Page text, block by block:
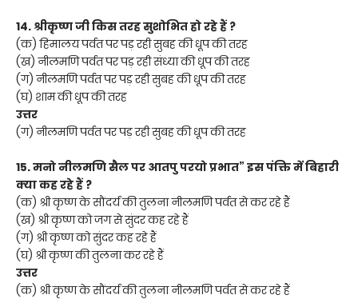
14. श्रीकृष्ण जी किस तरह सुशोभित हो रहे हैं ?
(क) हिमालय पर्वत पर पड़ रही सुबह की धूप की तरह
(ख) नीलमणि पर्वत पर पड़ रही संध्या की धूप की तरह
(ग) नीलमणि पर्वत पर पड़ रही सुबह की धूप की तरह
(घ) शाम की धूप की तरह
उत्तर
(ग) नीलमणि पर्वत पर पड़ रही सुबह की धूप की तरह
15. मनो नीलमणि सैल पर आतपु परयो प्रभात” इस पंक्ति में बिहारी
क्या कह रहे हैं ?
(क) श्री कृष्ण के सौंदर्य की तुलना नीलमणि पर्वत से कर रहे हैं
(ख) श्री कृष्ण को जग से सुंदर कह रहे हैं
(ग) श्री कृष्ण को सुंदर कह रहे हैं
(घ) श्री कृष्ण की तुलना कर रहे हैं
उत्तर
(क) श्री कृष्ण के सौंदर्य की तुलना नीलमणि पर्वत से कर रहे हैं